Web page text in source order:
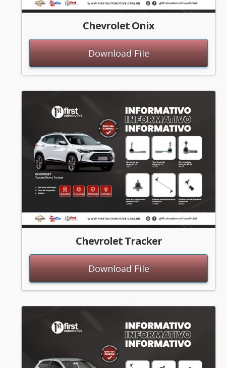
Chevrolet Onix
Download File
Chevrolet Tracker
Download File